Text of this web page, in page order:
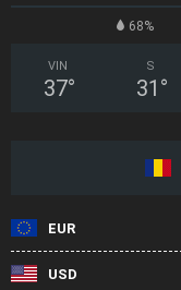
68%
VIN
37°
S
31 °
EUR
USD